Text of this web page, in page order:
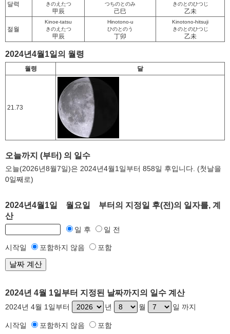
달력
きのえたつ
甲辰
つちのとのみ
己巳
きのとのひつじ
乙未
절월
Kinoe-tatsu
きのえたつ
甲辰
Hinotono-u
ひのとのう
丁卯
Kinotono-hitsuji
きのとのひつじ
乙未
2024년4월1일의 월령
월령 달
21.73
오늘까지 (부터) 의 일수
오늘(2026년8월7일)은 2024년4월1일부터 858일 후입니다. (첫날을
0일째로)
2024년4월1일 월요일 부터의 지정일 후(전)의 일자를, 계
산
일 후 일 전
시작일 포함하지 않음 포함
2024년 4월 1일부터 지정된 날짜까지의 일수 계산
2024년 4월 1일부터 년 월 일 까지
시작일 포함하지 않음 포함